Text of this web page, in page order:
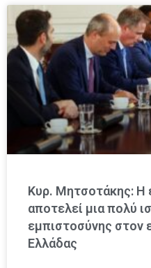
Κυρ. Μητσοτάκης: Η
αποτελεί μια πολύ
εμπιστοσύνης στον
Ελλάδας